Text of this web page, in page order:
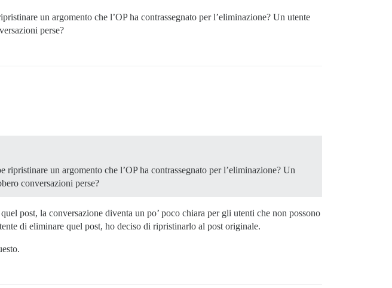
un argomento che l’OP ha contrassegnato per l’eliminazione? Un utente
perse?
un argomento che l’OP ha contrassegnato per l’eliminazione? Un
conversazioni perse?
post, la conversazione diventa un po’ poco chiara per gli utenti che non possono
di eliminare quel post, ho deciso di ripristinarlo al post originale.